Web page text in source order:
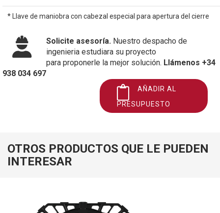
* Llave de maniobra con cabezal especial para apertura del cierre
Solicite asesoría. Nuestro despacho de
ingenieria estudiara su proyecto
para proponerle la mejor solución. Llámenos +34
938 034 697
AÑADIR AL
PRESUPUESTO
OTROS PRODUCTOS QUE LE PUEDEN
INTERESAR